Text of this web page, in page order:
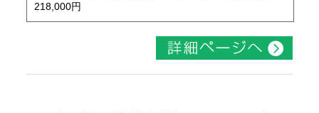
218,000円